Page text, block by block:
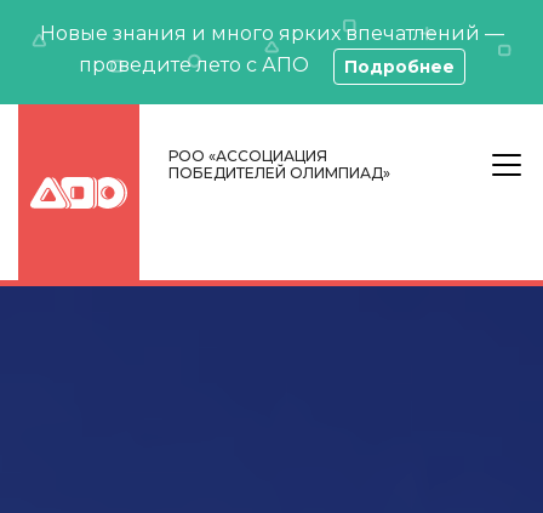
Новые знания и много ярких впечатлений —
проведите лето с АПО
Подробнее
РОО «АССОЦИАЦИЯ
ПОБЕДИТЕЛЕЙ ОЛИМПИАД»